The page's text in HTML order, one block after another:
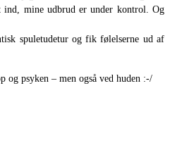
ind, mine udbrud er under kontrol. Og
spuletudetur og fik følelserne ud af
og psyken – men også ved huden :-/